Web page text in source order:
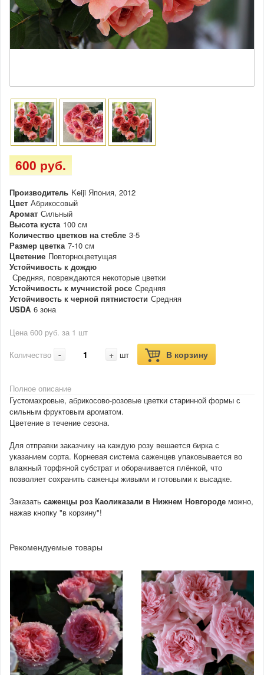
600 руб.
Производитель Keiji Япония, 2012
Цвет Абрикосовый
Аромат Сильный
Высота куста 100 см
Количество цветков на стебле 3-5
Размер цветка 7-10 см
Цветение Повторноцветущая
Устойчивость к дождю
Средняя, повреждаются некоторые цветки
Устойчивость к мучнистой росе Средняя
Устойчивость к черной пятнистости Средняя
USDA 6 зона
Цена 600 руб. за 1 шт
Количество
- + шт В корзину
Полное описание
Густомахровые, абрикосово-розовые цветки старинной формы с
сильным фруктовым ароматом.
Цветение в течение сезона.
Для отправки заказчику на каждую розу вешается бирка с
указанием сорта. Корневая система саженцев упаковывается во
влажный торфяной субстрат и оборачивается плёнкой, что
позволяет сохранить саженцы живыми и готовыми к высадке.
Заказать саженцы роз Каоликазали в Нижнем Новгороде можно,
нажав кнопку "в корзину"!
Рекомендуемые товары